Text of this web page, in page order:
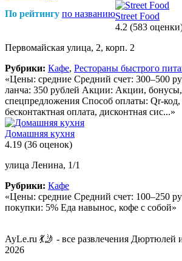
По рейтингу по названиюStreet Food
4.2 (583
Первомайская улица, 2, корп. 2
Рубрики: Кафе, Рестораны быстрого
«Цены: средние Средний счет: 300–500
ланча: 350 рублей Акции: Акции,
спецпредложения Способ оплаты: Qr-код,
бесконтактная оплата, дисконтная сис...»
Домашняя кухня
4.19 (36 оценок)
улица Ленина, 1/1
Рубрики: Кафе
«Цены: средние Средний счет: 100–250
покупки: 5% Еда навынос, кофе с собой»
AyLe.ru 💃🤳 - все развлечения Дюртюлей
2026